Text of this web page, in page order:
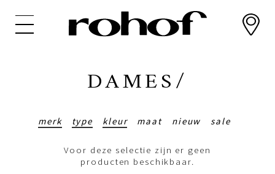
DAMES/
merk type kleur maat nieuw sale
Voor deze selectie zijn er geen
producten beschikbaar.